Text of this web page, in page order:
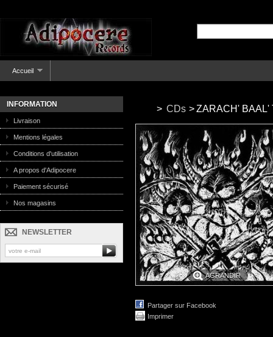
Accueil
INFORMATION
Livraison
Mentions légales
Conditions d'utilisation
A propos d'Adipocere
Paiement sécurisé
Nos magasins
NEWSLETTER
> CDs >ZARACH' BAAL'
AGRANDIR
Partager sur Facebook
Imprimer